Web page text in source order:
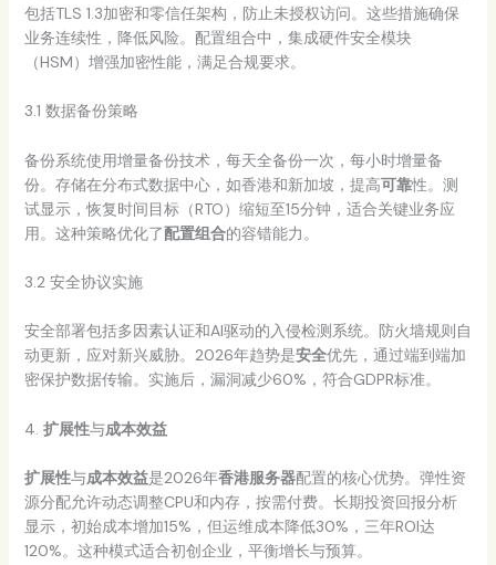
包括TLS 1.3加密和零信任架构，防止未授权访问。这些措施确保
业务连续性，降低风险。配置组合中，集成硬件安全模块
（HSM）增强加密性能，满足合规要求。
3.1 数据备份策略
备份系统使用增量备份技术，每天全备份一次，每小时增量备
份。存储在分布式数据中心，如香港和新加坡，提高可靠性。测
试显示，恢复时间目标（RTO）缩短至15分钟，适合关键业务应
用。这种策略优化了配置组合的容错能力。
3.2 安全协议实施
安全部署包括多因素认证和AI驱动的入侵检测系统。防火墙规则自
动更新，应对新兴威胁。2026年趋势是安全优先，通过端到端加
密保护数据传输。实施后，漏洞减少60%，符合GDPR标准。
4. 扩展性与成本效益
扩展性与成本效益是2026年香港服务器配置的核心优势。弹性资
源分配允许动态调整CPU和内存，按需付费。长期投资回报分析
显示，初始成本增加15%，但运维成本降低30%，三年ROI达
120%。这种模式适合初创企业，平衡增长与预算。